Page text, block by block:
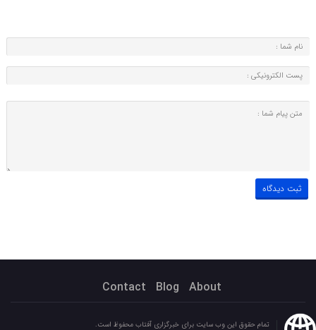
About
Blog
Contact
تمام حقوق این وب سایت برای خبرگزاری آفتاب محفوظ است.